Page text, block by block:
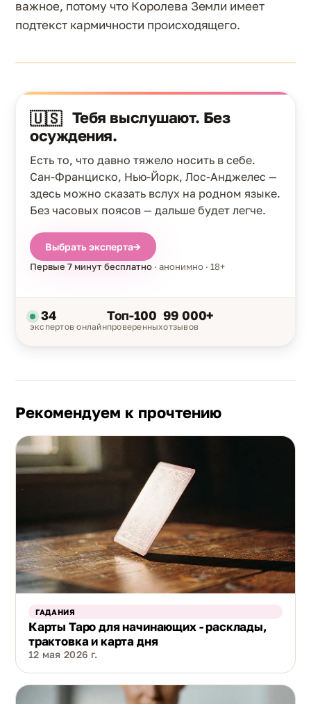
важное, потому что Королева Земли имеет
подтекст кармичности происходящего.
🇺🇸 Тебя выслушают. Без
осуждения.
Есть то, что давно тяжело носить в себе.
Сан-Франциско, Нью-Йорк, Лос-Анджелес —
здесь можно сказать вслух на родном языке.
Без часовых поясов — дальше будет легче.
Выбрать эксперта→
Первые 7 минут бесплатно · анонимно · 18+
34
экспертов онлайн
Топ-100
проверенных
99 000+
отзывов
Рекомендуем к прочтению
ГАДАНИЯ
Карты Таро для начинающих - расклады,
трактовка и карта дня
12 мая 2026 г.